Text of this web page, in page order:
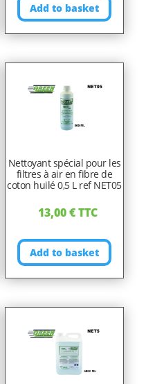
Add to basket
Nettoyant spécial pour les
filtres à air en fibre de
coton huilé 0,5 L ref NET05
13,00€TTC
Add to basket